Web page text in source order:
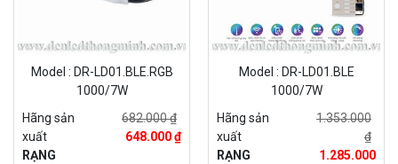
Model : DR-LD01.BLE.RGB
1000/7W
Hãng sản
xuất
RẠNG
682.000 ₫
648.000 ₫
Model : DR-LD01.BLE
1000/7W
Hãng sản
xuất
RẠNG
1.353.000
₫
1.285.000